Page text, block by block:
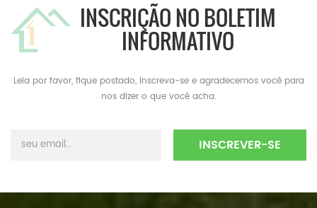
INSCRIÇÃO NO BOLETIM
INFORMATIVO
Leia por favor, fique postado, inscreva-se e agradecemos você para
nos dizer o que você acha.